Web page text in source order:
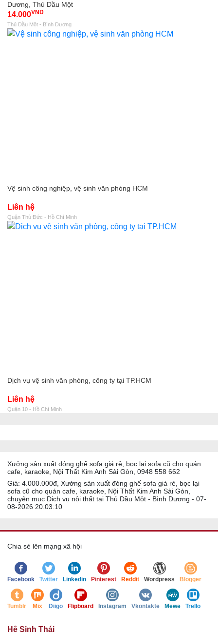
Dương, Thủ Dầu Một
14.000VND
Thủ Dầu Một - Bình Dương
Vệ sinh công nghiệp, vệ sinh văn phòng HCM
Liên hệ
Quận Thủ Đức - Hồ Chí Minh
Dịch vụ vệ sinh văn phòng, công ty tại TP.HCM
Liên hệ
Quận 10 - Hồ Chí Minh
Xưởng sản xuất đóng ghế sofa giá rẻ, bọc lại sofa cũ cho quán
cafe, karaoke, Nội Thất Kim Anh Sài Gòn, 0948 558 662
Giá: 4.000.000đ, Xưởng sản xuất đóng ghế sofa giá rẻ, bọc lại
sofa cũ cho quán cafe, karaoke, Nội Thất Kim Anh Sài Gòn,
chuyên mục Dịch vụ nội thất tại Thủ Dầu Một - Bình Dương - 07-
08-2026 20:03:10
Chia sẻ lên mạng xã hội
Facebook Twitter Linkedin Pinterest Reddit Wordpress Blogger
Tumblr Mix Diigo Flipboard Instagram Vkontakte Mewe Trello
Hệ Sinh Thái